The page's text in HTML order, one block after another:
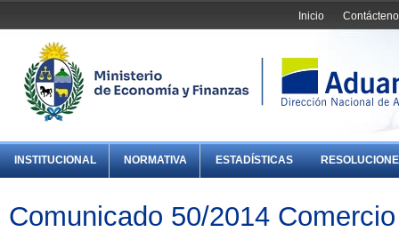
Inicio
INSTITUCIONAL NORMATIVA ESTADÍSTICAS
Comunicado 50/2014